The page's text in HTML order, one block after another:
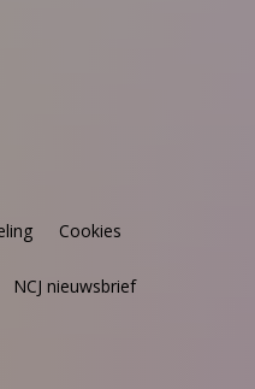
Cookies
NCJ nieuwsbrief